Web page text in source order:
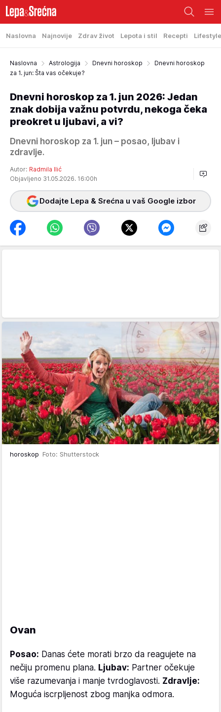
Naslovna Najnovije Zdrav život Lepota i stil Recepti Lifestyle
Naslovna Astrologija Dnevni horoskop
Dnevni horoskop
za 1. jun: Šta vas očekuje?
Dnevni horoskop za 1. jun 2026: Jedan
znak dobija važnu potvrdu, nekoga čeka
preokret u ljubavi, a vi?
Dnevni horoskop za 1. jun – posao, ljubav i
zdravlje.
Autor: Radmila Ilić
Objavljeno 31.05.2026. 16:00h
Dodajte Lepa & Srećna u vaš Google izbor
horoskop Foto: Shutterstock
Ovan
Posao: Danas ćete morati brzo da reagujete na
nečiju promenu plana. Ljubav: Partner očekuje
više razumevanja i manje tvrdoglavosti. Zdravlje:
Moguća iscrpljenost zbog manjka odmora.